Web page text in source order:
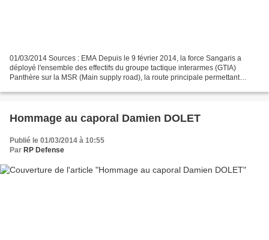
01/03/2014 Sources : EMA Depuis le 9 février 2014, la force Sangaris a
déployé l'ensemble des effectifs du groupe tactique interarmes (GTIA)
Panthère sur la MSR (Main supply road), la route principale permettant
Hommage au caporal Damien DOLET
Publié le 01/03/2014 à 10:55
Par RP Defense